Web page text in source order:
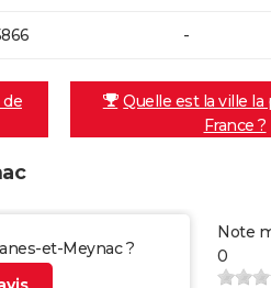
-
de
Quelle est la ville la
France ?
et-Meynac ?
Note
0